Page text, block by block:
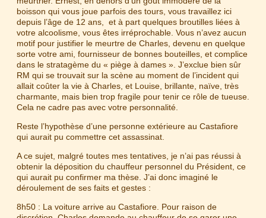
boisson qui vous joue parfois des tours, vous travaillez ici
depuis l’âge de 12 ans, et à part quelques broutilles liées à
votre alcoolisme, vous êtes irréprochable. Vous n’avez aucun
motif pour justifier le meurtre de Charles, devenu en quelque
sorte votre ami, fournisseur de bonnes bouteilles, et complice
dans le stratagème du « piège à dames ». J’exclue bien sûr
RM qui se trouvait sur la scène au moment de l’incident qui
allait coûter la vie à Charles, et Louise, brillante, naïve, très
charmante, mais bien trop fragile pour tenir ce rôle de tueuse.
Cela ne cadre pas avec votre personnalité.
Reste l’hypothèse d’une personne extérieure au Castafiore
qui aurait pu commettre cet assassinat.
A ce sujet, malgré toutes mes tentatives, je n’ai pas réussi à
obtenir la déposition du chauffeur personnel du Président, ce
qui aurait pu confirmer ma thèse. J’ai donc imaginé le
déroulement de ses faits et gestes :
8h50 : La voiture arrive au Castafiore. Pour raison de